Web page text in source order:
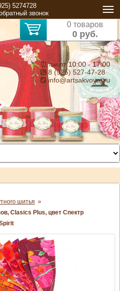
5274728
звонок
0 товаров
0 руб.
⏰ пн-пт 10:00 - 17:00
8 (925) 527-47-28
info@artsakvoyaj.ru
шитья »
Clasics Plus, цвет Спектр